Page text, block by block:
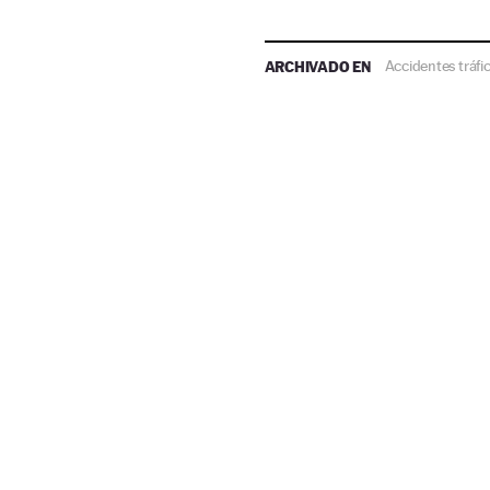
ARCHIVADO EN Accidentes